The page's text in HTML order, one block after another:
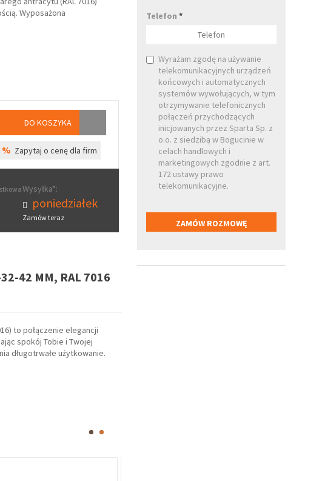
Wyposażona
DO KOSZYKA
% Zapytaj o cenę dla firm
Wysyłka*:
poniedziałek
Zamów teraz
32-42 MM, RAL 7016
to połączenie elegancji
spokój Tobie i Twojej
długotrwałe użytkowanie.
Telefon*
Wyrażam zgodę na używanie
telekomunikacyjnych urządzeń
końcowych i automatycznych
systemów wywołujących, w tym
otrzymywanie telefonicznych
połączeń przychodzących
inicjowanych przez Sparta Sp. z
o.o. z siedzibą w Bogucinie w
celach handlowych i
marketingowych zgodnie z art.
172 ustawy prawo
telekomunikacyjne.